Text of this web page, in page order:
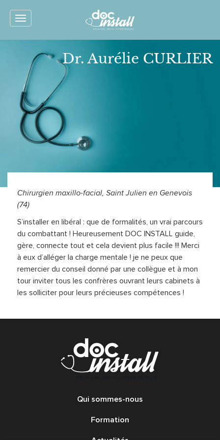
Toggle
Dr. Aurélie CURLIER
Chirurgien maxillo-facial, Saint Julien en Genevois
(74)
S’installer en libéral : que de formalités, un vrai parcours
du combattant ! Heureusement DOC INSTALL guide,
gère, connecte tout et cela devient plus facile !!! Merci
à eux d’alléger la charge mentale ! je ne peux que
remercier du conseil donné par une collègue et à mon
tour inviter tous les confrères ouvrant leurs cabinets à
les solliciter pour leurs précieuses compétences !
Qui sommes-nous
Formation